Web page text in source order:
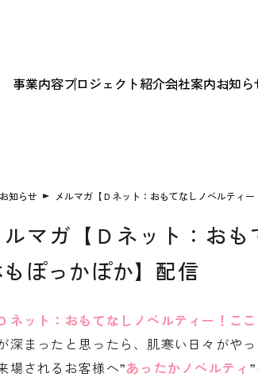
事業内容プロジェクト紹介会社案内お知ら
お知らせ メルマガ【Ｄネット：おもてなしノベルティ
ルマガ【Ｄネット：お
ぽっかぽか】配信
Ｄネット：おもてなしノベルティー！こ
深まったと思ったら、肌寒い日々がや
場されるお客様へ”あったかノベルティ